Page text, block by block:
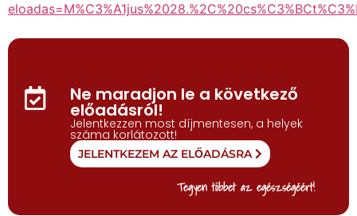
Tegyen többet az egészségéért!
Ne maradjon le a következő
előadásról!
Jelentkezzen most díjmentesen, a helyek
száma korlátozott!
JELENTKEZEM AZ ELŐADÁSRA